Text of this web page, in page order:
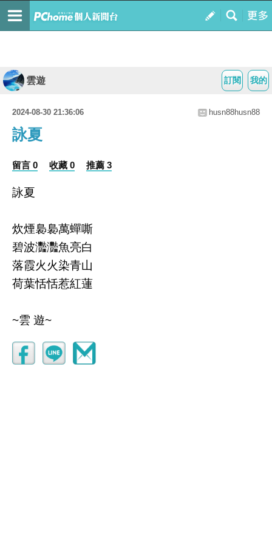
我的
訂閱
雲遊
2024-08-30 21:36:06 husn88husn88
詠夏
留言 0 收藏 0 推薦 3
詠夏
炊煙裊裊萬蟬嘶
碧波灩灩魚亮白
落霞火火染青山
荷葉恬恬惹紅蓮
~雲 遊~